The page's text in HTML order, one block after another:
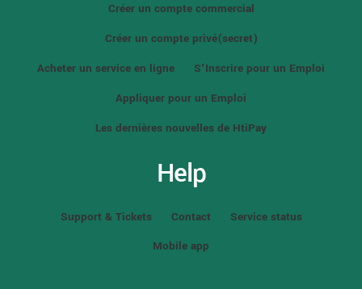
Créer un compte commercial
Créer un compte privé(secret)
Acheter un service en ligne
S'Inscrire pour un Emploi
Appliquer pour un Emploi
Les dernières nouvelles de HtiPay
Help
Support & Tickets Contact
Service status
Mobile app